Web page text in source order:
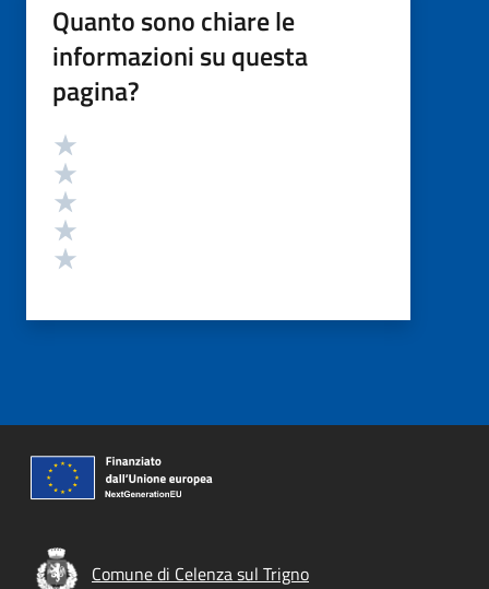
Quanto sono chiare le
informazioni su questa
pagina?
Valutazione
Comune di Celenza sul Trigno